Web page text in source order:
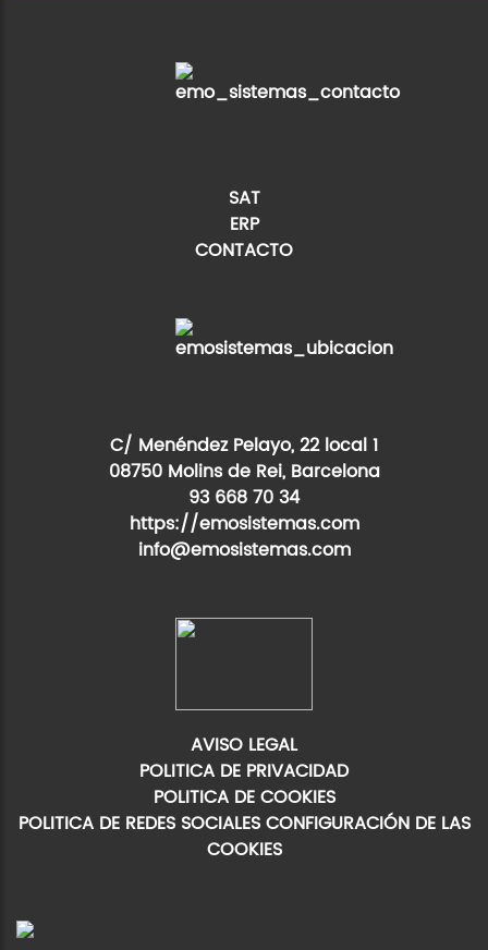
SAT
ERP
CONTACTO
C/ Menéndez Pelayo, 22 local 1
08750 Molins de Rei, Barcelona
93 668 70 34
https://emosistemas.com
info@emosistemas.com
AVISO LEGAL
POLITICA DE PRIVACIDAD
POLITICA DE COOKIES
POLITICA DE REDES SOCIALES CONFIGURACIÓN DE LAS
COOKIES